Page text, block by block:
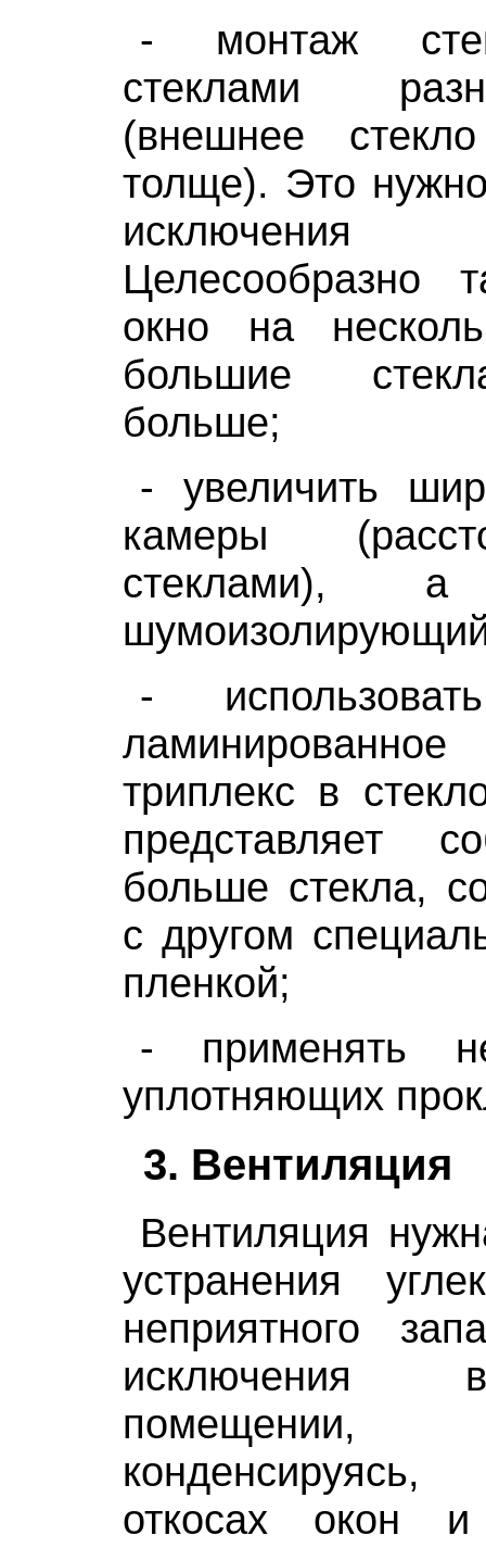
- монтаж
стеклами
(внешнее
толще). Это
исключения
Целесообразно
окно на
большие
больше;
- увеличить
камеры
стеклами),
-
триплекс в
представляет
больше стекла,
с другом
пленкой;
- применять
уплотняющих
3. Вентиляция
Вентиляция
устранения
неприятного
исключения
откосах окон и